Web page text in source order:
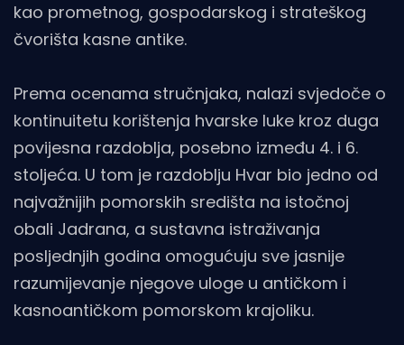
kao prometnog, gospodarskog i strateškog
čvorišta kasne antike.
Prema ocenama stručnjaka, nalazi svjedoče o
kontinuitetu korištenja hvarske luke kroz duga
povijesna razdoblja, posebno između 4. i 6.
stoljeća. U tom je razdoblju Hvar bio jedno od
najvažnijih pomorskih središta na istočnoj
obali Jadrana, a sustavna istraživanja
posljednjih godina omogućuju sve jasnije
razumijevanje njegove uloge u antičkom i
kasnoantičkom pomorskom krajoliku.